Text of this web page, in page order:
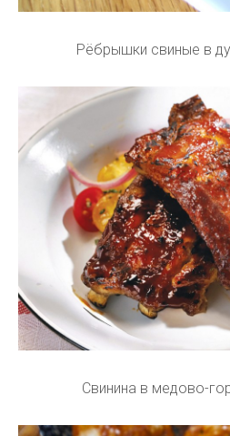
Рёбрышки свиные в
Свинина в медово-